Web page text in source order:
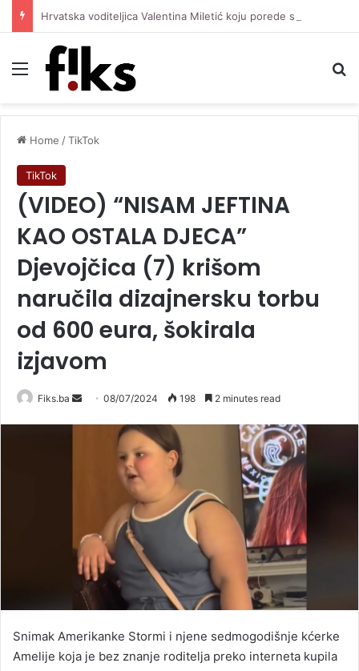
Menu
Home /TikTok
TikTok
(VIDEO) “NISAM JEFTINA
KAO OSTALA DJECA”
Djevojčica (7) krišom
naručila dizajnersku torbu
od 600 eura, šokirala
izjavom
Fiks.ba
Send08/07/2024 198 2 minutes read
Snimak Amerikanke Stormi i njene sedmogodišnje kćerke
Amelije koja je bez znanje roditelja preko interneta kupila